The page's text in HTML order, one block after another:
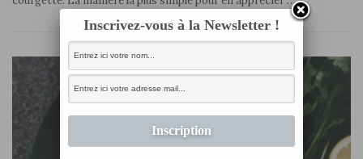
Inscrivez-vous à la Newsletter !